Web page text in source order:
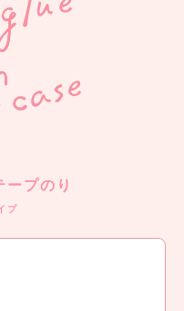
ープのり
プ